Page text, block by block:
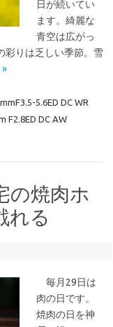
日が続いてい
ます。綺麗な
青空は広がっ
彩りは乏しい季節。雪
5.6ED DC WR
F2.8ED DC AW
の焼肉ホ
れる
毎月29日は
肉の日です。
焼肉の日を神